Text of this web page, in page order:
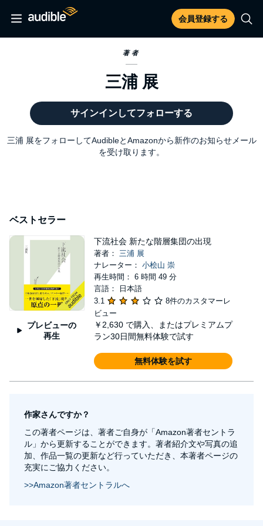
会員登録する
著者
三浦 展
サインインしてフォローする
三浦 展をフォローしてAudibleとAmazonから新作のお知らせメール
を受け取ります。
ベストセラー
プレビューの
再生
下流社会 新たな階層集団の出現
著者： 三浦 展
ナレーター： 小桧山 崇
再生時間： 6 時間 49 分
言語： 日本語
3.1
8件のカスタマーレ
ビュー
￥2,630 で購入、またはプレミアムプ
ラン30日間無料体験で試す
無料体験を試す
作家さんですか？
この著者ページは、著者ご自身が「Amazon著者セントラ
ル」から更新することができます。著者紹介文や写真の追
加、作品一覧の更新など行っていただき、本著者ページの
充実にご協力ください。
>>Amazon著者セントラルへ